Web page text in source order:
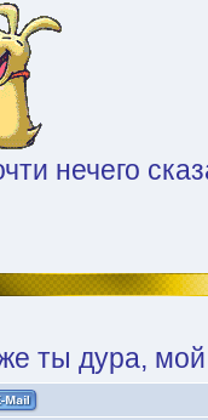
нечего
ты дура,